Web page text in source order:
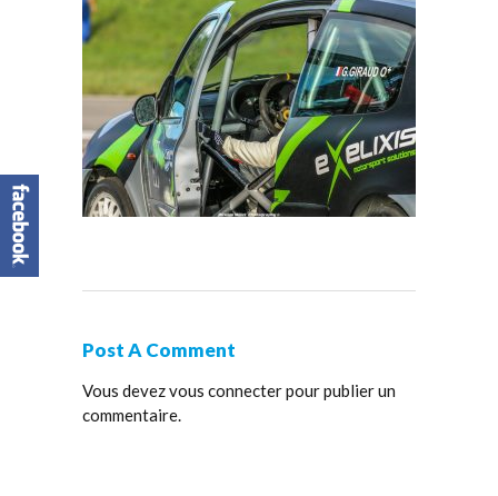
Post A Comment
Vous devezvous connecterpour publier un
commentaire.